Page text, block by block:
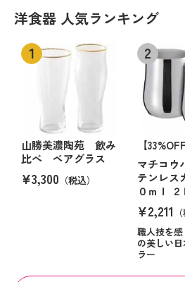
洋食器 人気ランキング
山勝美濃陶苑 飲み
比べ ペアグラス
¥3,300 （税込）
【33%OFF
マチコウ
テンレス
０ｍｌ ２
¥2,211
職人技を
の美しい
ラー